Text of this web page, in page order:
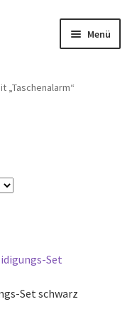
Menü
Set schwarz